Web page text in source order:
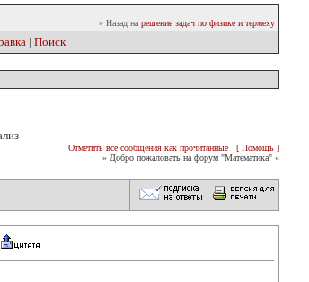
» Назад на решение задач по физике и термеху
| Поиск
Отметить все сообщения как прочитанные
[ Помощь ]
» Добро пожаловать на форум "Математика" «